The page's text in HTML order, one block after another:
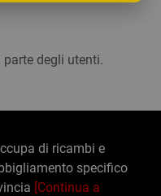
parte degli utenti.
di ricambi e
specifico
[Continua a